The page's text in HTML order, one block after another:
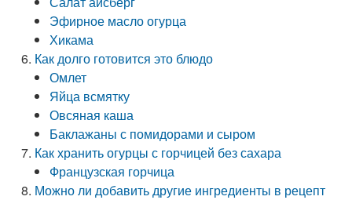
Эфирное масло огурца
Хикама
Как долго готовится это блюдо
Омлет
Яйца всмятку
Овсяная каша
Баклажаны с помидорами и сыром
Как хранить огурцы с горчицей без сахара
Французская горчица
Можно ли добавить другие ингредиенты в рецепт